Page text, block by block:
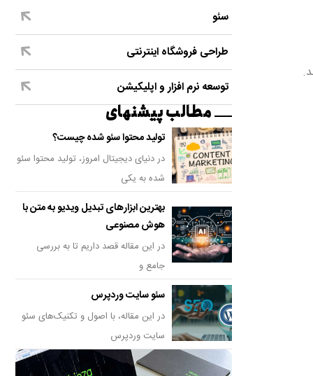
سئو
طراحی فروشگاه اینترنتی
توسعه نرم افزار و اپلیکیشن
مطالب پیشنهای
تولید محتوا سئو شده چیست؟
در دنیای دیجیتال امروز، تولید محتوا سئو
شده به یکی
بهترین ابزارهای تبدیل ویدیو به متن با
هوش مصنوعی
در این مقاله قصد داریم تا به بررسی
جامع و
سئو سایت وردپرس
در این مقاله، با اصول و تکنیک‌های سئو
سایت وردپرس